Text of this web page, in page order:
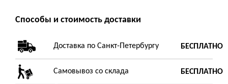
Способы и стоимость доставки
Доставка по Санкт-Петербургу БЕСПЛАТНО
Самовывоз со склада БЕСПЛАТНО